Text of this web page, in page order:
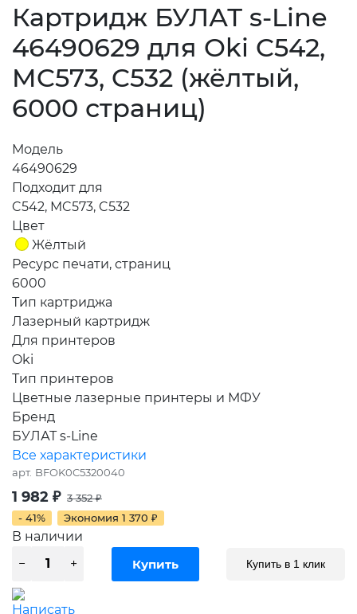
Картридж БУЛАТ s-Line
46490629 для Oki C542,
MC573, C532 (жёлтый,
6000 страниц)
Модель
46490629
Подходит для
C542, MC573, C532
Цвет
Жёлтый
Ресурс печати, страниц
6000
Тип картриджа
Лазерный картридж
Для принтеров
Oki
Тип принтеров
Цветные лазерные принтеры и МФУ
Бренд
БУЛАТ s-Line
Все характеристики
арт. BFOK0C5320040
1 982 ₽ 3 352₽
- 41%
Экономия 1 370 ₽
В наличии
Купить в 1 клик